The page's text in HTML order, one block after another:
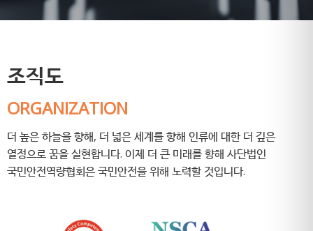
조직도
ORGANIZATION
더 높은 하늘을 향해, 더 넓은 세계를 향해 인류에 대한 더 깊은
열정으로 꿈을 실현합니다. 이제 더 큰 미래를 향해 사단법인
국민안전역량협회은 국민안전을 위해 노력할 것입니다.